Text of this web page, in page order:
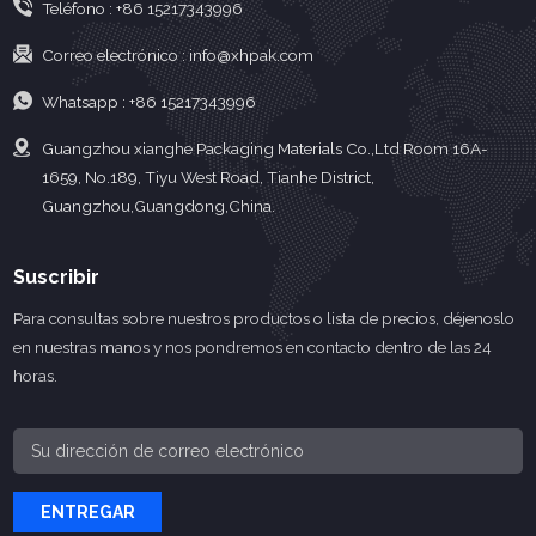
en la composición con
otros materiales.
Teléfono : +86 15217343996
Correo electrónico :info@xhpak.com
Whatsapp : +86 15217343996
Guangzhou xianghe Packaging Materials Co.,Ltd Room 16A-
1659, No.189, Tiyu West Road, Tianhe District,
Guangzhou,Guangdong,China.
Suscribir
Para consultas sobre nuestros productos o lista de precios, déjenoslo
en nuestras manos y nos pondremos en contacto dentro de las 24
horas.
ENTREGAR